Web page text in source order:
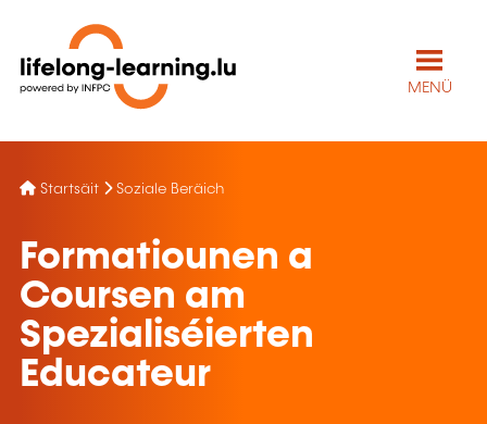
MENÜ
Startsäit Soziale Beräich
Formatiounen a
Coursen am
Spezialiséierten
Educateur